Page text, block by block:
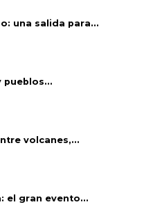
una salida para...
pueblos...
volcanes,...
el gran evento...